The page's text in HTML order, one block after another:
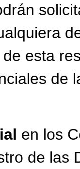
esta
de
en los
de las